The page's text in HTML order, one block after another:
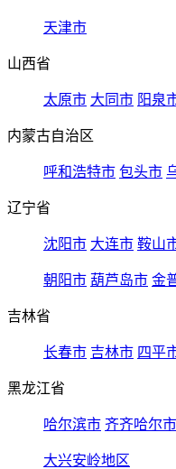
天津市
山西省
太原市 大同市 阳泉
内蒙古自治区
呼和浩特市 包头市
辽宁省
沈阳市 大连市 鞍山
朝阳市 葫芦岛市 金
吉林省
长春市 吉林市 四平
黑龙江省
哈尔滨市 齐齐哈尔市
大兴安岭地区